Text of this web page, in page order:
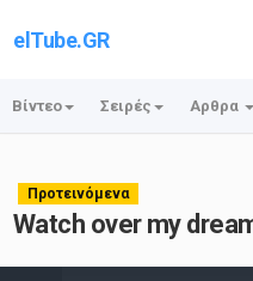
elTube.GR
Βίντεο Σειρές Αρθρα
Προτεινόμενα
Watch over my